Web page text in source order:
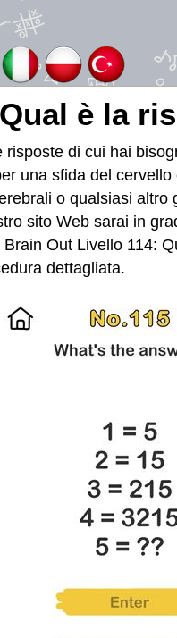
è la
di cui hai
una sfida del
o qualsiasi
sito Web sarai in
Out Livello 114:
dettagliata.